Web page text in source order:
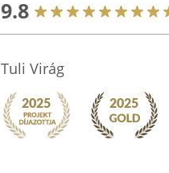
9.8
Tuli Virág